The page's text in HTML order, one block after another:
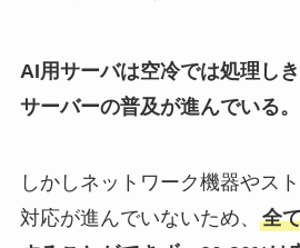
AI用サーバは空冷では処理し
サーバーの普及が進んでいる。
しかしネットワーク機器やス
対応が進んでいないため、 全